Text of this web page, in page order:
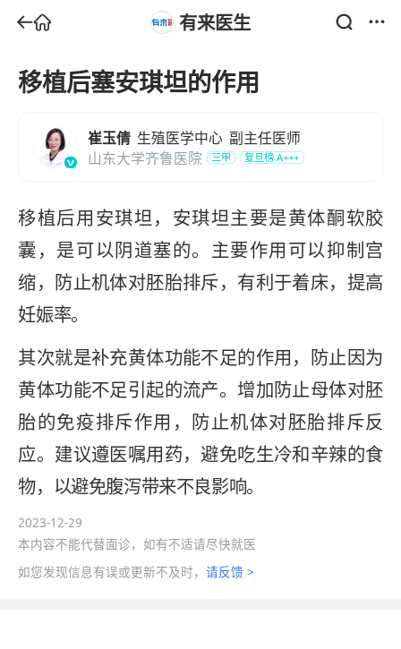
有来医生
移植后塞安琪坦的作用
崔玉倩 生殖医学中心 副主任医师
山东大学齐鲁医院
三甲 复旦榜A+++
移植后用安琪坦，安琪坦主要是黄体酮软胶
囊，是可以阴道塞的。主要作用可以抑制宫
缩，防止机体对胚胎排斥，有利于着床，提高
妊娠率。
其次就是补充黄体功能不足的作用，防止因为
黄体功能不足引起的流产。增加防止母体对胚
胎的免疫排斥作用，防止机体对胚胎排斥反
应。建议遵医嘱用药，避免吃生冷和辛辣的食
物，以避免腹泻带来不良影响。
2023-12-29
本内容不能代替面诊，如有不适请尽快就医
如您发现信息有误或更新不及时，请反馈 >